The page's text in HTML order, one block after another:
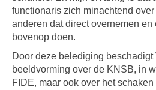
functionaris zich minachtend
anderen dat direct overnemen
bovenop doen.
Door deze belediging beschadigt
beeldvorming over de KNSB, in
FIDE, maar ook over het